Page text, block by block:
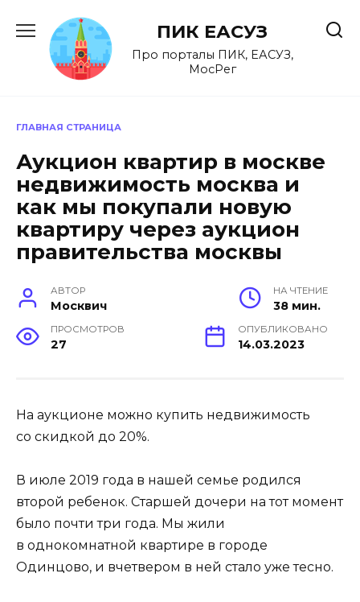
содержанию
ПИК ЕАСУЗ
Про порталы ПИК, ЕАСУЗ,
МосРег
ГЛАВНАЯ СТРАНИЦА
Аукцион квартир в москве
недвижимость москва и
как мы покупали новую
квартиру через аукцион
правительства москвы
АВТОР
Москвич
НА ЧТЕНИЕ
38 мин.
ПРОСМОТРОВ
27
ОПУБЛИКОВАНО
14.03.2023
На аукционе можно купить недвижимость
со скидкой до 20%.
В июле 2019 года в нашей семье родился
второй ребенок. Старшей дочери на тот момент
было почти три года. Мы жили
в однокомнатной квартире в городе
Одинцово, и вчетвером в ней стало уже тесно.